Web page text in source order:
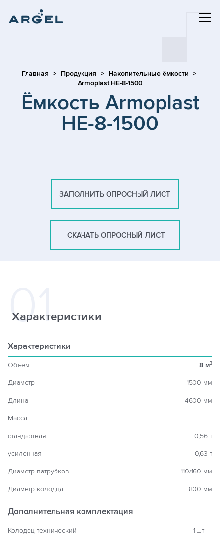
Главная Продукция
Накопительные ёмкости
Armoplast HE-8-1500
Ёмкость Armoplast
HE-8-1500
ЗАПОЛНИТЬ ОПРОСНЫЙ ЛИСТ
СКАЧАТЬ ОПРОСНЫЙ ЛИСТ
Характеристики
Характеристики
Объём 8 м3
Диаметр 1500 мм
Длина 4600 мм
Масса
стандартная 0,56 т
усиленная 0,63 т
Диаметр патрубков 110/160 мм
Диаметр колодца 800 мм
Дополнительная комплектация
Колодец технический 1шт